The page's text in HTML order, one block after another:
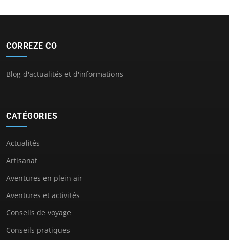
CORREZE CO
Blog d'actualités et d'informations
CATÉGORIES
Actualités
Artisanat
Aventures en plein air
Aventures et activités
Conseils de voyage
Conseils pratiques